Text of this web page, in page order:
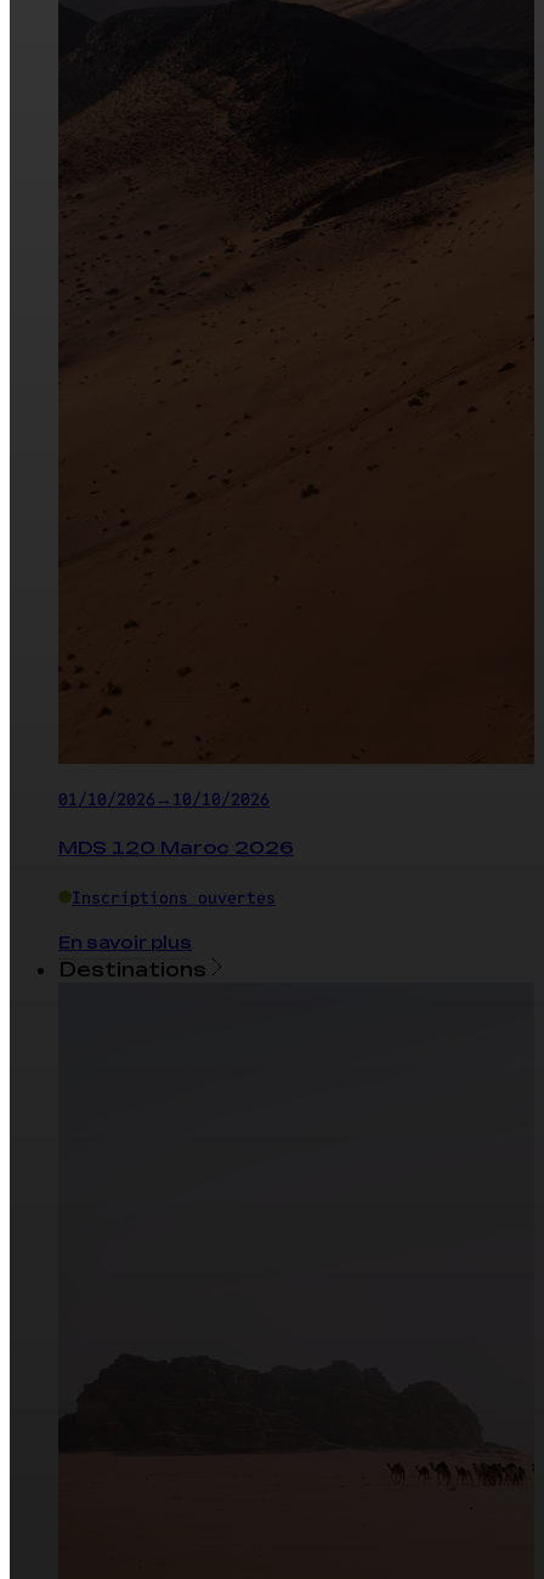
01/10/2026 → 10/10/2026
MDS 120 Maroc 2026
Inscriptions ouvertes
En savoir plus
Destinations